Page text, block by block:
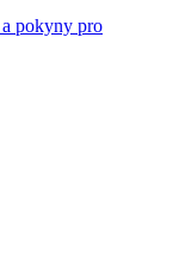
pokyny pro